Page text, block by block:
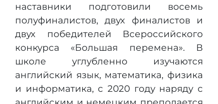
наставники подготовили восемь
полуфиналистов, двух финалистов и
двух победителей Всероссийского
конкурса «Большая перемена». В
школе углубленно изучаются
английский язык, математика, физика
и информатика, с 2020 году наряду с